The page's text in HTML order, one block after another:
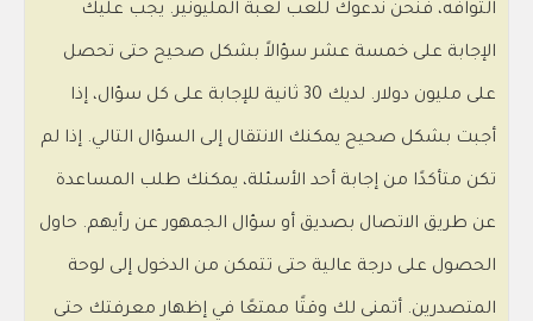
التوافه، فنحن ندعوك للعب لعبة المليونير. يجب عليك
الإجابة على خمسة عشر سؤالاً بشكل صحيح حتى تحصل
على مليون دولار. لديك 30 ثانية للإجابة على كل سؤال، إذا
أجبت بشكل صحيح يمكنك الانتقال إلى السؤال التالي. إذا لم
تكن متأكدًا من إجابة أحد الأسئلة، يمكنك طلب المساعدة
عن طريق الاتصال بصديق أو سؤال الجمهور عن رأيهم. حاول
الحصول على درجة عالية حتى تتمكن من الدخول إلى لوحة
المتصدرين. أتمنى لك وقتًا ممتعًا في إظهار معرفتك حتى